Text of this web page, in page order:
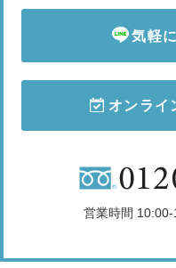
気軽
オンライ
営業時間